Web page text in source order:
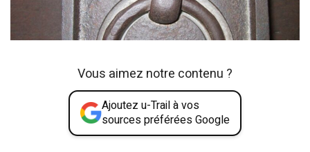
Vous aimez notre contenu ?
Ajoutez u-Trail à vos
sources préférées Google